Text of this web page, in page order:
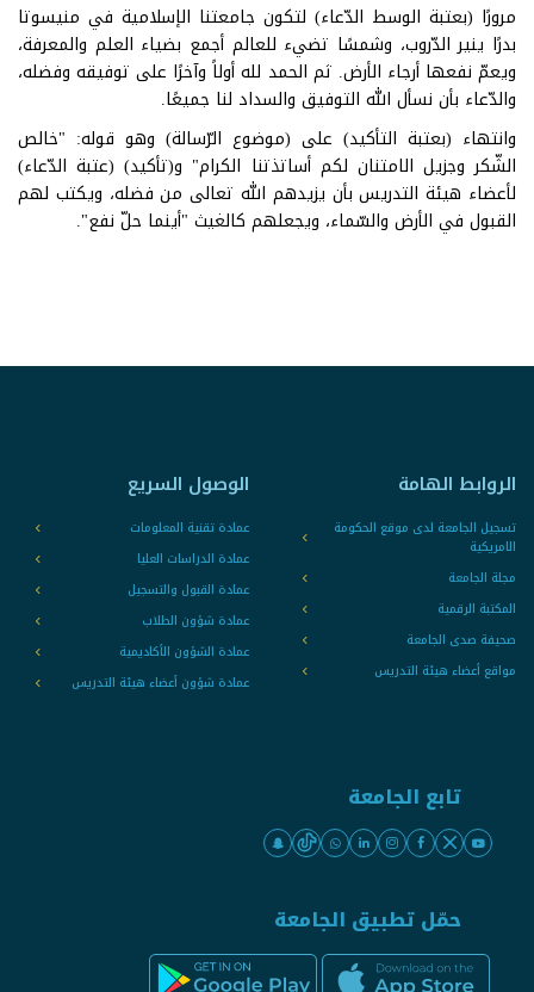
مرورًا (بعتبة الوسط الدّعاء) لتكون جامعتنا الإسلامية في منيسوتا
بدرًا ينير الدّروب، وشمسًا تضيء للعالم أجمع بضياء العلم والمعرفة،
ويعمّ نفعها أرجاء الأرض. ثم الحمد لله أولاً وآخرًا على توفيقه وفضله،
والدّعاء بأن نسأل الله التوفيق والسداد لنا جميعًا.
وانتهاء (بعتبة التأكيد) على (موضوع الرّسالة) وهو قوله: "خالص
الشّكر وجزيل الامتنان لكم أساتذتنا الكرام" و(تأكيد) (عتبة الدّعاء)
لأعضاء هيئة التدريس بأن يزيدهم الله تعالى من فضله، ويكتب لهم
القبول في الأرض والسّماء، ويجعلهم كالغيث "أينما حلّ نفع".
الروابط الهامة
تسجيل الجامعة لدى موقع الحكومة
الامريكية
مجلة الجامعة
المكتبة الرقمية
صحيفة صدى الجامعة
مواقع أعضاء هيئة التدريس
الوصول السريع
عمادة تقنية المعلومات
عمادة الدراسات العليا
عمادة القبول والتسجيل
عمادة شؤون الطلاب
عمادة الشؤون الأكاديمية
عمادة شؤون أعضاء هيئة التدريس
تابع الجامعة
حمّل تطبيق الجامعة